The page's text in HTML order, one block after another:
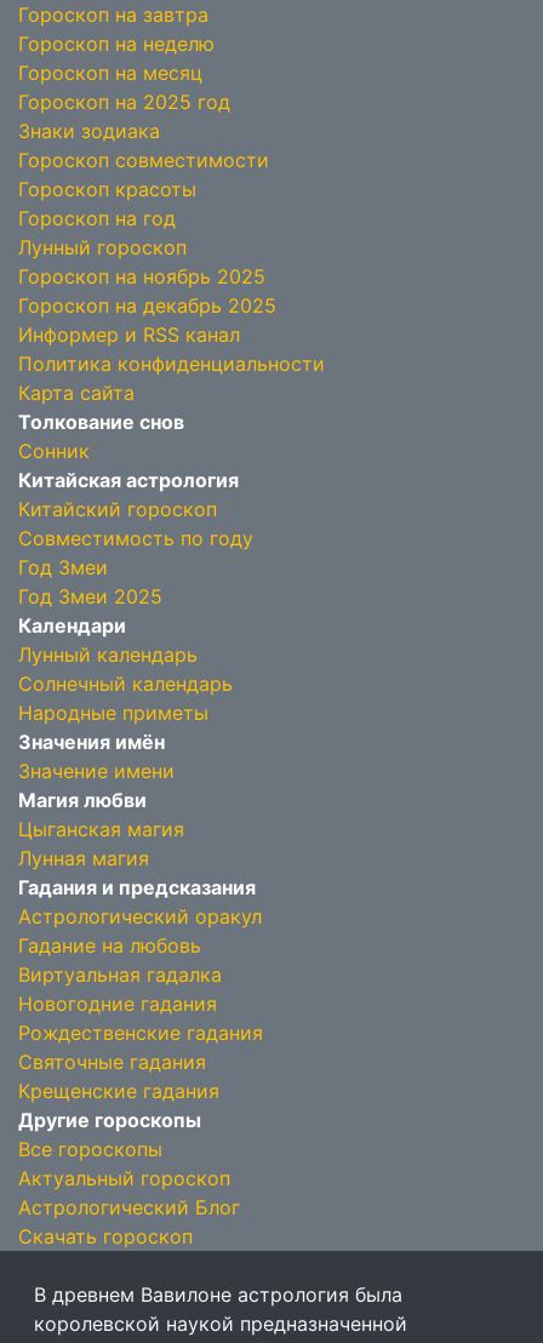
Гороскоп на завтра
Гороскоп на неделю
Гороскоп на месяц
Гороскоп на 2025 год
Знаки зодиака
Гороскоп совместимости
Гороскоп красоты
Гороскоп на год
Лунный гороскоп
Гороскоп на ноябрь 2025
Гороскоп на декабрь 2025
Информер и RSS канал
Политика конфиденциальности
Карта сайта
Толкование снов
Сонник
Китайская астрология
Китайский гороскоп
Совместимость по году
Год Змеи
Год Змеи 2025
Календари
Лунный календарь
Солнечный календарь
Народные приметы
Значения имён
Значение имени
Магия любви
Цыганская магия
Лунная магия
Гадания и предсказания
Астрологический оракул
Гадание на любовь
Виртуальная гадалка
Новогодние гадания
Рождественские гадания
Святочные гадания
Крещенские гадания
Другие гороскопы
Все гороскопы
Актуальный гороскоп
Астрологический Блог
Скачать гороскоп
В древнем Вавилоне астрология была
королевской наукой предназначенной